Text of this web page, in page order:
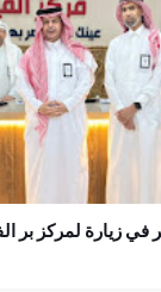
في زيارة لمركز بر